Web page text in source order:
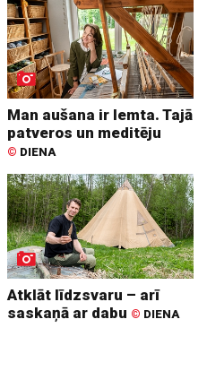
Man aušana ir lemta. Tajā
patveros un meditēju
© DIENA
Atklāt līdzsvaru – arī
saskaņā ar dabu © DIENA